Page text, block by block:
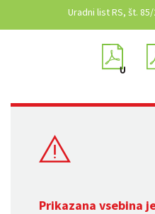
Uradni list RS, št.
Prikazana vsebina